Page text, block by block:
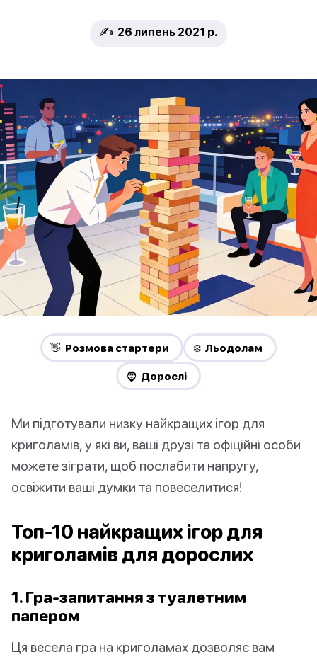
✍️ 26 липень 2021 р.
👋 Pозмова стартери ❄️ Льодолам
🧔 Дорослі
Ми підготували низку найкращих ігор для
криголамів, у які ви, ваші друзі та офіційні особи
можете зіграти, щоб послабити напругу,
освіжити ваші думки та повеселитися!
Топ-10 найкращих ігор для
криголамів для дорослих
1. Гра-запитання з туалетним
папером
Ця весела гра на криголамах дозволяє вам